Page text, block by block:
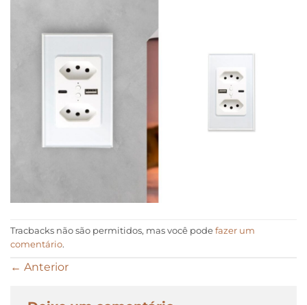
Tracbacks não são permitidos, mas você pode fazer um
comentário.
← Anterior